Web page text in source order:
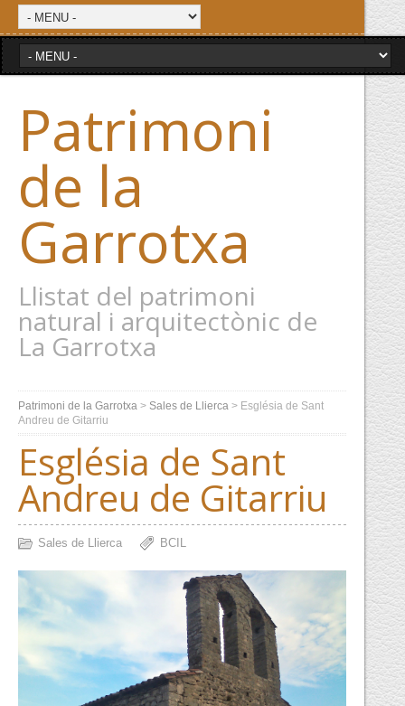
Patrimoni
de la
Garrotxa
Llistat del patrimoni
natural i arquitectònic de
La Garrotxa
Patrimoni de la Garrotxa > Sales de Llierca > Església de Sant
Andreu de Gitarriu
Església de Sant
Andreu de Gitarriu
Sales de Llierca BCIL